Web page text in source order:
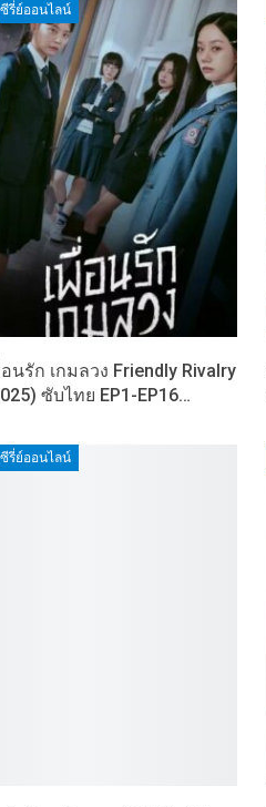
รี่ย์ออนไลน์
อนรัก เกมลวง Friendly Rivalry
ซับไทย EP1-EP16…
รี่ย์ออนไลน์